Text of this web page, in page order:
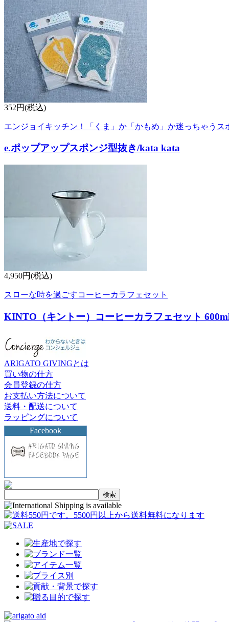
352円(税込)
エンジョイキッチン！「くま」か「かもめ」か迷っちゃうス
e.ポップアップスポンジ型抜き/kata kata
4,950円(税込)
スローな時を過ごすコーヒーカラフェセット
KINTO（キントー）コーヒーカラフェセット
ARIGATO GIVINGとは
買い物の仕方
会員登録の仕方
お支払い方法について
送料・配送について
ラッピングについて
Facebook